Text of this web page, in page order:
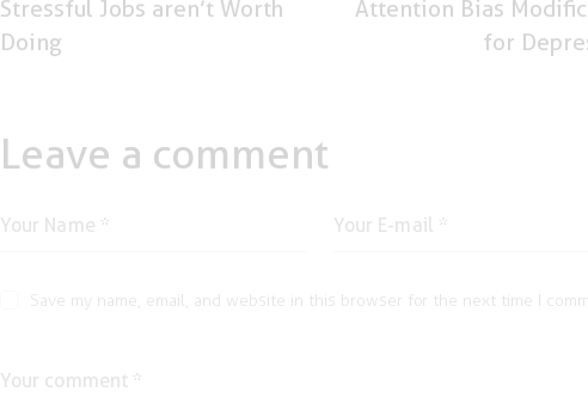
navigation
Stressful Jobs aren’t Worth
Doing
Attention Bias
for
Leave a comment
Save my name, email, and website in this browser for the next time I